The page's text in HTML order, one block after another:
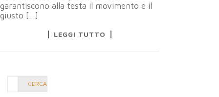
garantiscono alla testa il movimento e il
giusto […]
LEGGI TUTTO
CERCA